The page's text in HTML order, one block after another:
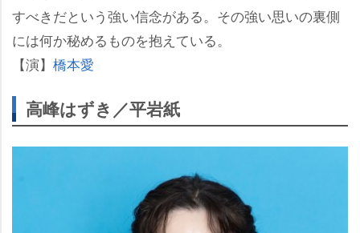
すべきだという強い信念がある。その強い思いの裏側
には何か秘めるものを抱えている。
【演】 橋本愛
高峰はずき／平岩紙